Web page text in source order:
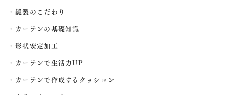
縫製のこだわり
カーテンの基礎知識
形状安定加工
カーテンで生活力UP
カーテンで作成するクッション